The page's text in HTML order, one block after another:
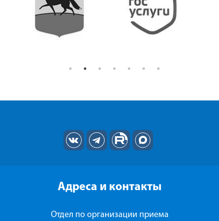
Адреса и контакты
Отдел по организации приема